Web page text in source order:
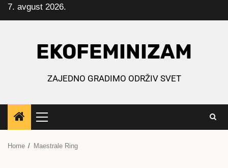
Skip
to
7. avgust 2026.
EKOFEMINIZAM
ZAJEDNO GRADIMO ODRŽIV SVET
Primary
Menu
Home Maestrale Ring